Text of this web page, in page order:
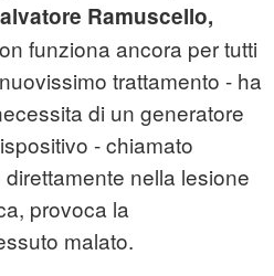
Ramuscello,
funziona ancora per tutti
trattamento - ha
di un generatore
- chiamato
nella lesione
provoca la
malato.